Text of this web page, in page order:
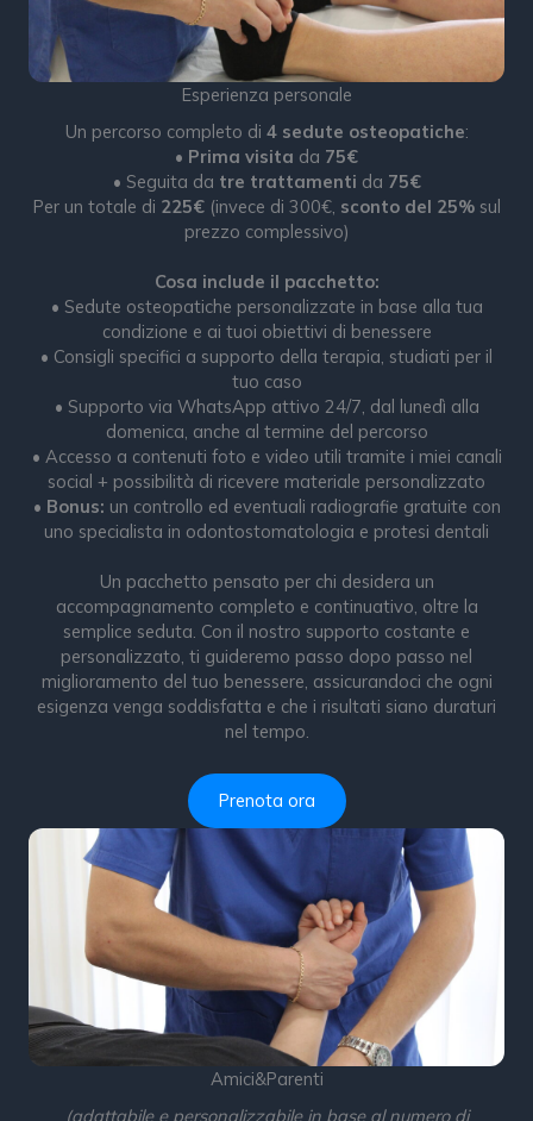
Esperienza personale
Un percorso completo di 4 sedute osteopatiche:
• Prima visita da 75€
• Seguita da tre trattamenti da 75€
Per un totale di 225€(invece di 300€, sconto del 25%sul
prezzo complessivo)
Cosa include il pacchetto:
• Sedute osteopatiche personalizzate in base alla tua
condizione e ai tuoi obiettivi di benessere
• Consigli specifici a supporto della terapia, studiati per il
tuo caso
• Supporto via WhatsApp attivo 24/7, dal lunedì alla
domenica, anche al termine del percorso
• Accesso a contenuti foto e video utili tramite i miei canali
social + possibilità di ricevere materiale personalizzato
• Bonus: un controllo ed eventuali radiografie gratuite con
uno specialista in odontostomatologia e protesi dentali
Un pacchetto pensato per chi desidera un
accompagnamento completo e continuativo, oltre la
semplice seduta. Con il nostro supporto costante e
personalizzato, ti guideremo passo dopo passo nel
miglioramento del tuo benessere, assicurandoci che ogni
esigenza venga soddisfatta e che i risultati siano duraturi
nel tempo.
Prenota ora
Amici&Parenti
(adattabile e personalizzabile in base al numero di